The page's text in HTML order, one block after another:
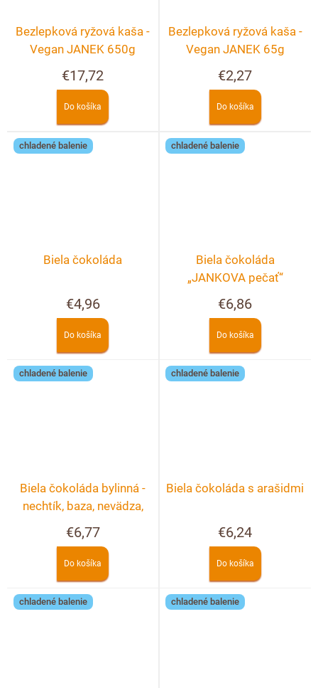
Bezlepková ryžová kaša -
Vegan JANEK 650g
€17,72
Do košíka
Bezlepková ryžová kaša -
Vegan JANEK 65g
€2,27
Do košíka
chladené balenie
Biela čokoláda
€4,96
Do košíka
chladené balenie
Biela čokoláda
„JANKOVA pečať“
€6,86
Do košíka
chladené balenie
Biela čokoláda bylinná -
nechtík, baza, nevädza,
€6,77
Do košíka
chladené balenie
Biela čokoláda s arašidmi
€6,24
Do košíka
chladené balenie chladené balenie